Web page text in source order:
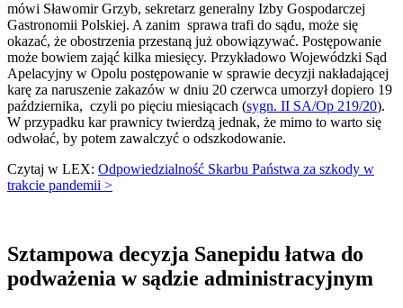
mówi Sławomir Grzyb, sekretarz generalny Izby Gospodarczej
Gastronomii Polskiej. A zanim sprawa trafi do sądu, może się
okazać, że obostrzenia przestaną już obowiązywać. Postępowanie
może bowiem zająć kilka miesięcy. Przykładowo Wojewódzki Sąd
Apelacyjny w Opolu postępowanie w sprawie decyzji nakładającej
karę za naruszenie zakazów w dniu 20 czerwca umorzył dopiero 19
października, czyli po pięciu miesiącach (sygn. II SA/Op 219/20).
W przypadku kar prawnicy twierdzą jednak, że mimo to warto się
odwołać, by potem zawalczyć o odszkodowanie.
Czytaj w LEX: Odpowiedzialność Skarbu Państwa za szkody w
trakcie pandemii >
Sztampowa decyzja Sanepidu łatwa do
podważenia w sądzie administracyjnym